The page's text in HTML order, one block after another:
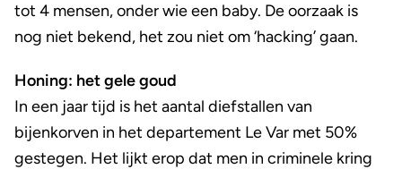
tot 4 mensen, onder wie een baby. De oorzaak is
nog niet bekend, het zou niet om ‘hacking’ gaan.
Honing: het gele goud
In een jaar tijd is het aantal diefstallen van
bijenkorven in het departement Le Var met 50%
gestegen. Het lijkt erop dat men in criminele kring